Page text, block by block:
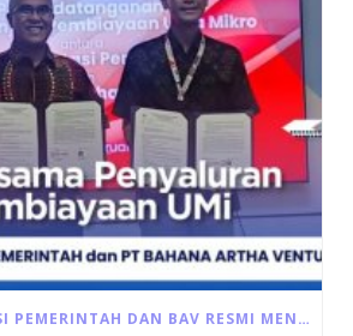
PUSAT INVESTASI PEMERINTAH DAN BAV RESMI MENANDATANGANI AKAD PEMBIAYAAN ULTRA MIKRO